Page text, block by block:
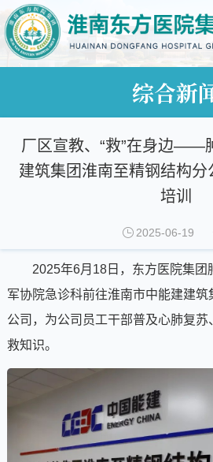
综合新
厂区宣教、“救”在身边——
建筑集团淮南至精钢结构分
培训
2025-06-19
2025年6月18日，东方医院集团
军协院急诊科前往淮南市中能建建
公司，为公司员工干部普及心肺复
救知识。